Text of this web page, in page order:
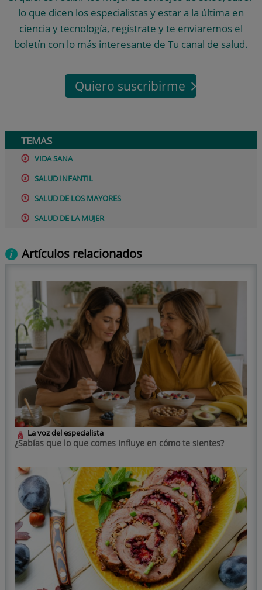
lo que dicen los especialistas y estar a la última en
ciencia y tecnología, regístrate y te enviaremos el
boletín con lo más interesante de Tu canal de salud.
Quiero suscribirme
TEMAS
VIDA SANA
SALUD INFANTIL
SALUD DE LOS MAYORES
SALUD DE LA MUJER
Artículos relacionados
La voz del especialista
¿Sabías que lo que comes influye en cómo te sientes?